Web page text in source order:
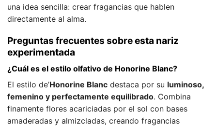
una idea sencilla: crear fragancias que hablen
directamente al alma.
Preguntas frecuentes sobre esta nariz
experimentada
¿Cuál es el estilo olfativo de Honorine Blanc?
El estilo de’Honorine Blanc destaca por su luminoso,
femenino y perfectamente equilibrado. Combina
finamente flores acariciadas por el sol con bases
amaderadas y almizcladas, creando fragancias